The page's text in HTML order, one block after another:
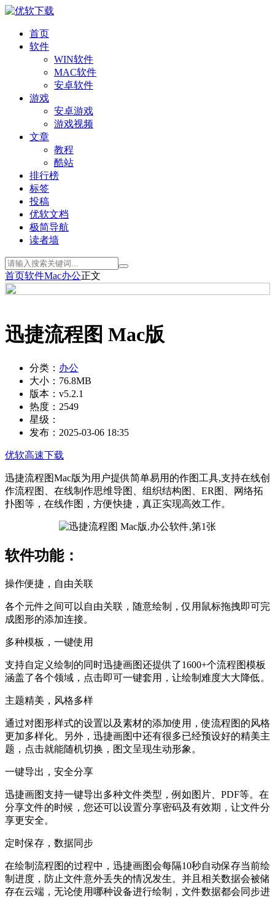
首页
软件
WIN软件
MAC软件
安卓软件
游戏
安卓游戏
游戏视频
文章
教程
酷站
排行榜
标签
投稿
优软文档
极简导航
读者墙
首页软件Mac办公正文
迅捷流程图 Mac版
分类： 办公
大小： 76.8MB
版本： v5.2.1
热度： 2549
星级：
发布： 2025-03-06 18:35
优软高速下载
迅捷流程图Mac版为用户提供简单易用的作图工具,支持在线创
作流程图、在线制作思维导图、组织结构图、ER图、网络拓
扑图等，在线作图，方便快捷，真正实现高效工作。
软件功能：
操作便捷，自由关联
各个元件之间可以自由关联，随意绘制，仅用鼠标拖拽即可完
成图形的添加连接。
多种模板，一键使用
支持自定义绘制的同时迅捷画图还提供了1600+个流程图模板
涵盖了各个领域，点击即可一键套用，让绘制难度大大降低。
主题精美，风格多样
通过对图形样式的设置以及素材的添加使用，使流程图的风格
更加多样化。另外，迅捷画图中还有很多已经预设好的精美主
题，点击就能随机切换，图文呈现生动形象。
一键导出，安全分享
迅捷画图支持一键导出多种文件类型，例如图片、PDF等。在
分享文件的时候，您还可以设置分享密码及有效期，让文件分
享更安全。
定时保存，数据同步
在绘制流程图的过程中，迅捷画图会每隔10秒自动保存当前绘
制进度，防止文件意外丢失的情况发生。并且相关数据会被储
存在云端，无论使用哪种设备进行绘制，文件数据都会同步进